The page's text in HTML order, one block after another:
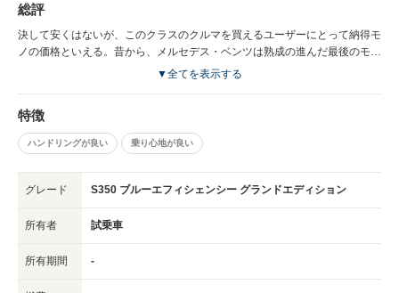
気分にひたれる。 試乗車はベースグレードのS350だったが、それでも価格
は1085万円だから、インテリア回りの質感の高さ、ラグジュアリーさなど
は当然のことである。 【エンジン性能】 搭載されるV型6気筒3.5Lエンジン
は225kW/370N・mのパワー＆トルクを発生する。2tに近いSクラスのボデ
ィに対しても余裕ある性能といっていい。走り出しはとても静かで滑らか、
かつアクセルを踏み込めばそれなりの加速性能を見せる。 走りの滑らかさ
には7Gトロニック＋も貢献していて、滑らかさだけでなく静粛性の高さも
プ機構(アイドリングストップ機構)などの技術が採用されていて、カタログ
ソールにシフトレバーはなく、ステアリングの裏側にあるレバーで操作し、
作する仕組み。メルセデス・ベンツは最近のAクラスにもこの方式を採用し
ており、全車に採用する方針のようだ。
総評
決して安くはないが、このクラスのクルマを買えるユーザーにとって納得モ
ノの価格といえる。昔から、メルセデス・ベンツは熟成の進んだ最後のモデ
ルを選ぶのが良いと言われている。次期モデルの登場が近づいた今、そうし
▼全てを表示する
特徴
ハンドリングが良い 乗り心地が良い
グレード S350 ブルーエフィシェンシー グランドエディション
所有者 試乗車
所有期間 -